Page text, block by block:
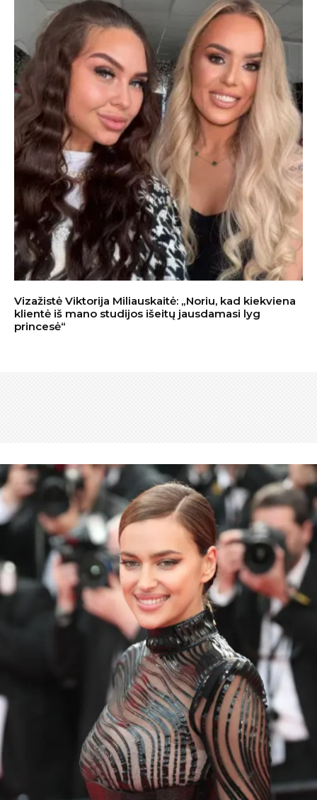
Vizažistė Viktorija Miliauskaitė: „Noriu, kad kiekviena
klientė iš mano studijos išeitų jausdamasi lyg
princesė“